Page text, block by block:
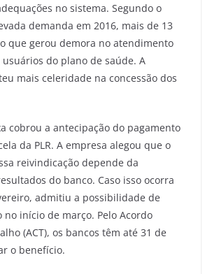
no sistema. Segundo o
demanda em 2016, mais de 13
que gerou demora no atendimento
do plano de saúde. A
mais celeridade na concessão dos
cobrou a antecipação do pagamento
da PLR. A empresa alegou que o
reivindicação depende da
do banco. Caso isso ocorra
admitiu a possibilidade de
início de março. Pelo Acordo
(ACT), os bancos têm até 31 de
o benefício.